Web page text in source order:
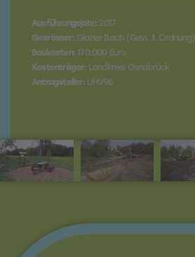
Ausführungsjahr: 2017
Gewässer:Glaner Bach (Gew. II. Ordnung)
Baukosten: 170.000 Euro
Kostenträger: Landkreis Osnabrück
Antragsteller:UHV96